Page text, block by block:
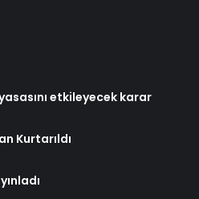
etkileyecek karar
Kurtarıldı